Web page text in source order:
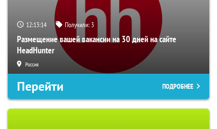
12:13:13 Получили: 3
Размещение вашей вакансии на 30 дней на сайте
HeadHunter
Россия
Перейти ПОДРОБНЕЕ